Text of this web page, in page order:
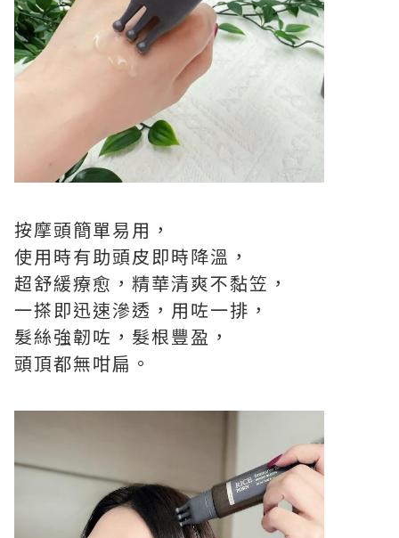
按摩頭簡單易用，
使用時有助頭皮即時降溫，
超舒緩療愈，精華清爽不黏笠，
一搽即迅速滲透，用咗一排，
髮絲強韌咗，髮根豐盈，
頭頂都無咁扁。